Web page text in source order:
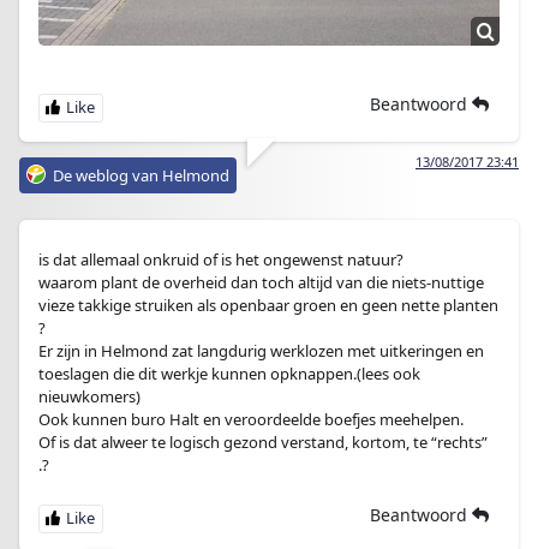
Beantwoord
13/08/2017 23:41
De weblog van Helmond
is dat allemaal onkruid of is het ongewenst natuur?
waarom plant de overheid dan toch altijd van die niets-nuttige
vieze takkige struiken als openbaar groen en geen nette planten
?
Er zijn in Helmond zat langdurig werklozen met uitkeringen en
toeslagen die dit werkje kunnen opknappen.(lees ook
nieuwkomers)
Ook kunnen buro Halt en veroordeelde boefjes meehelpen.
Of is dat alweer te logisch gezond verstand, kortom, te “rechts”
.?
Beantwoord